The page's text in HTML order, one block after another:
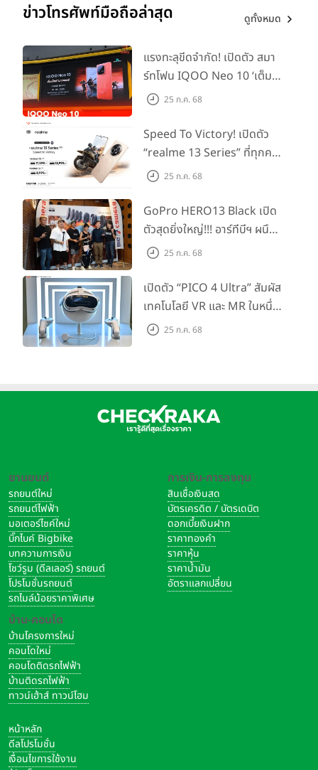
อีกระดับของประสิทธิภาพด้วยชิป M2 และ
M2 Pro
ชิป M2 และ M2 Proมีทั้ง CPU และ GPU เจเนอเรเชั่นถัดไปที่เร็ว
กว่า รวมถึง แบนด์วิดท์ หน่วยความจำที่สูงกว่ามาก และมีเดียเอนจิ้
นที่ทรงพลังยิ่งขึ้น ทำให้ Mac mini มีประสิทธิภาพที่น่าทึ่งและการ
ประหยัดพลังงานอยู่ในชั้นแนวหน้าของอุตสาหกรรมเมื่อเทียบกับ
Mac miniรุ่นก่อนหน้า และทั้งสองรุ่นยังมีระบบควบคุมความร้อน
อันล้ำสมัยเพื่อให้คงประสิทธิภาพที่ยอดเยี่ยมได้นานต่อเนื่อง
คอร์ประสิทธิภาพสูง 4 คอร์ และคอร์ประหยัดพลังงานสูง 4 คอร์
พร้อมด้วย GPU แบบ 10-core จึงเหมาะสมลงตัวสำหรับผู้ที่
ต้องการความเร็วสุดขั้วและประสิทธิภาพการทำงานที่เหนือชั้นใน
ทาสก์สลับไปมาระหว่างแอปนั้นก็เร็วสุดขีด ส่วนผู้ใช้ที่ต้องทำงาน
จริงจังยิ่งขึ้น
พร้อมชิป M2 ก็ยังสามารถจัดกา
รกับเวิร์กโหลดที่ต้องประมวลผลหนักๆ ได้สบาย ยิ่งกว่านั้นยังมี
หน่วยความจำแบบรวมขนาดสูงสุด 24GB และแบนด์วิดท์หน่วย
ความจำ 100GB/s จึงสามารถทำงานอย่างการปรับแต่งภาพใน
Adobe Photoshop ได้เร็วขึ้นสูงสุด 50% เมื่อเทียบกับรุ่นก่อน
หน้า และชิป M2 ยังเพิ่มความสามารถในการเร่งความเร็ว ProRes
ให้กับMac miniด้วย จึงตัดต่อวิดีโอใน Final Cut Pro ได้เร็วขึ้น
มากกว่า 2 เท่า นอกจากนี้รุ่นที่ใช้ชิป M2 ยังสามารถเล่นวิดีโอ
ProRes 422 ระดับ 8K ที่ 30 fps ได้สูงสุด 2 สตรีม หรือเล่นวิดีโอ
ProRes 422 ระดับ 4K ที่ 30 fps ได้สูงสุด 12 สตรีม ซึ่งจาก
ประสิทธิภาพทั้งหมดนี้ ทำให้ Mac mini เร็วกว่าวินโดวส์เดสก์ท็อปรุ่
นที่ขายดีที่สุดถึง 5 เท่า
คอมพิวเตอร์เครื่องแรก ผู้ที่อยากอัปเกรด และผู้ที่เปลี่ยนมาจาก
ข่าวโทรศัพท์มือถือล่าสุด ดูทั้งหมด
แรงทะลุขีดจำกัด! เปิดตัว สมา
ร์ทโฟน IQOO Neo 10 ‘เต็ม
แม็กซ์ในทุกแมตช์’ ในราคาเริ่ม
25 ก.ค. 68
Speed To Victory! เปิดตัว
“realme 13 Series” ที่ทุกคน
รอคอย อัพเกรดชิปเซ็ตตัวแรง
Dominator แห่งปี! ในราคา
เริ่มต้นเพียง 8,999 บาท
25 ก.ค. 68
GoPro HERO13 Black เปิด
ตัวสุดยิ่งใหญ่!!! อาร์ทีบีฯ ผนึก
กำลัง Big Camera และ
สร้างสรรค์ ‘GoPro...Go Pro
Creators’
25 ก.ค. 68
เปิดตัว “PICO 4 Ultra” สัมผัส
เทคโนโลยี VR และ MR ในหนึ่ง
เดียว ยกระดับการทำงานและ25 ก.ค. 68
ยานยนต์
รถยนต์ใหม่
รถยนต์ไฟฟ้า
มอเตอร์ไซค์ใหม่
บิ๊กไบค์ Bigbike
บทความการเงิน
โชว์รูม (ดีลเลอร์) รถยนต์
โปรโมชั่นรถยนต์
รถไมล์น้อยราคาพิเศษ
บ้าน-คอนโด
บ้านโครงการใหม่
คอนโดใหม่
คอนโดติดรถไฟฟ้า
บ้านติดรถไฟฟ้า
ทาวน์เฮ้าส์ ทาวน์โฮม
การเงิน-การลงทุน
สินเชื่อเงินสด
บัตรเครดิต / บัตรเดบิต
ดอกเบี้ยเงินฝาก
ราคาทองคำ
ราคาหุ้น
ราคาน้ำมัน
อัตราแลกเปลี่ยน
หน้าหลัก
ดีลโปรโมชั่น
เงื่อนไขการใช้งาน